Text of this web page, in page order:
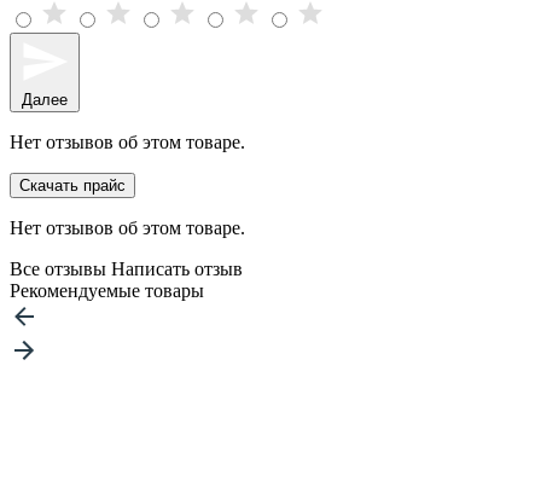
Далее
Нет отзывов об этом товаре.
Скачать прайс
Нет отзывов об этом товаре.
Все отзывы Написать отзыв
Рекомендуемые товары